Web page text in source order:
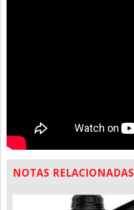
NOTAS RELACIONADAS